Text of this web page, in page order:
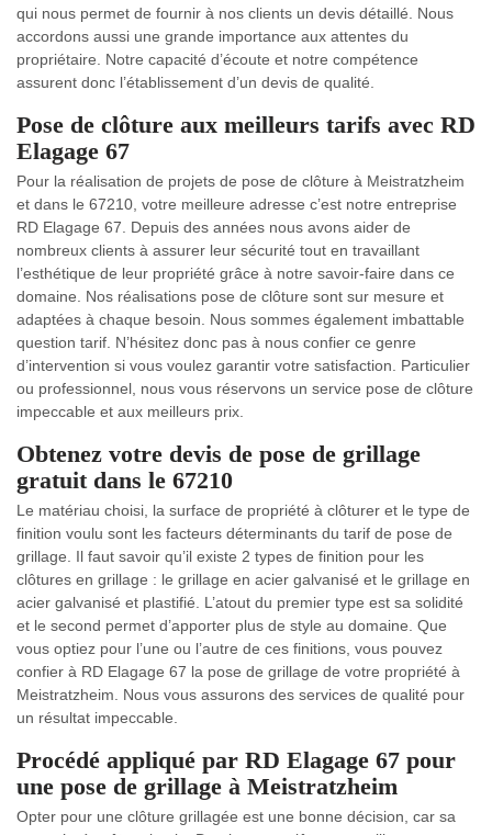
qui nous permet de fournir à nos clients un devis détaillé. Nous
accordons aussi une grande importance aux attentes du
propriétaire. Notre capacité d’écoute et notre compétence
assurent donc l’établissement d’un devis de qualité.
Pose de clôture aux meilleurs tarifs avec RD
Elagage 67
Pour la réalisation de projets de pose de clôture à Meistratzheim
et dans le 67210, votre meilleure adresse c’est notre entreprise
RD Elagage 67. Depuis des années nous avons aider de
nombreux clients à assurer leur sécurité tout en travaillant
l’esthétique de leur propriété grâce à notre savoir-faire dans ce
domaine. Nos réalisations pose de clôture sont sur mesure et
adaptées à chaque besoin. Nous sommes également imbattable
question tarif. N’hésitez donc pas à nous confier ce genre
d’intervention si vous voulez garantir votre satisfaction. Particulier
ou professionnel, nous vous réservons un service pose de clôture
impeccable et aux meilleurs prix.
Obtenez votre devis de pose de grillage
gratuit dans le 67210
Le matériau choisi, la surface de propriété à clôturer et le type de
finition voulu sont les facteurs déterminants du tarif de pose de
grillage. Il faut savoir qu’il existe 2 types de finition pour les
clôtures en grillage : le grillage en acier galvanisé et le grillage en
acier galvanisé et plastifié. L’atout du premier type est sa solidité
et le second permet d’apporter plus de style au domaine. Que
vous optiez pour l’une ou l’autre de ces finitions, vous pouvez
confier à RD Elagage 67 la pose de grillage de votre propriété à
Meistratzheim. Nous vous assurons des services de qualité pour
un résultat impeccable.
Procédé appliqué par RD Elagage 67 pour
une pose de grillage à Meistratzheim
Opter pour une clôture grillagée est une bonne décision, car sa